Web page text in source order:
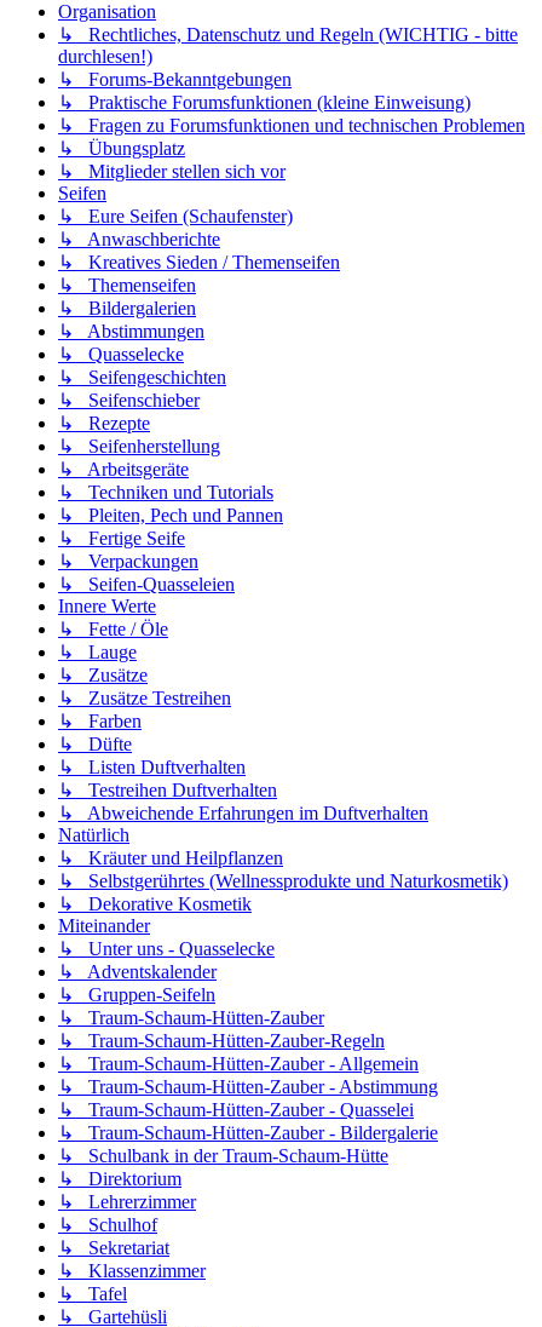
Organisation
↳ Rechtliches, Datenschutz und Regeln (WICHTIG - bitte
durchlesen!)
↳ Forums-Bekanntgebungen
↳ Praktische Forumsfunktionen (kleine Einweisung)
↳ Fragen zu Forumsfunktionen und technischen Problemen
↳ Übungsplatz
↳ Mitglieder stellen sich vor
Seifen
↳ Eure Seifen (Schaufenster)
↳ Anwaschberichte
↳ Kreatives Sieden / Themenseifen
↳ Themenseifen
↳ Bildergalerien
↳ Abstimmungen
↳ Quasselecke
↳ Seifengeschichten
↳ Seifenschieber
↳ Rezepte
↳ Seifenherstellung
↳ Arbeitsgeräte
↳ Techniken und Tutorials
↳ Pleiten, Pech und Pannen
↳ Fertige Seife
↳ Verpackungen
↳ Seifen-Quasseleien
Innere Werte
↳ Fette / Öle
↳ Lauge
↳ Zusätze
↳ Zusätze Testreihen
↳ Farben
↳ Düfte
↳ Listen Duftverhalten
↳ Testreihen Duftverhalten
↳ Abweichende Erfahrungen im Duftverhalten
Natürlich
↳ Kräuter und Heilpflanzen
↳ Selbstgerührtes (Wellnessprodukte und Naturkosmetik)
↳ Dekorative Kosmetik
Miteinander
↳ Unter uns - Quasselecke
↳ Adventskalender
↳ Gruppen-Seifeln
↳ Traum-Schaum-Hütten-Zauber
↳ Traum-Schaum-Hütten-Zauber-Regeln
↳ Traum-Schaum-Hütten-Zauber - Allgemein
↳ Traum-Schaum-Hütten-Zauber - Abstimmung
↳ Traum-Schaum-Hütten-Zauber - Quasselei
↳ Traum-Schaum-Hütten-Zauber - Bildergalerie
↳ Schulbank in der Traum-Schaum-Hütte
↳ Direktorium
↳ Lehrerzimmer
↳ Schulhof
↳ Sekretariat
↳ Klassenzimmer
↳ Tafel
↳ Gartehüsli